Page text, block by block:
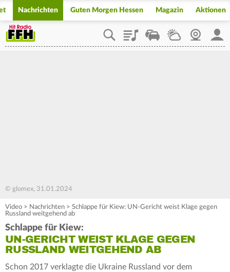
Nachrichten Guten Morgen Hessen Magazin Aktionen
PlaylistStaupilotWetterWebcam
© glomex, 31.01.2024
Video > Nachrichten > Schlappe für Kiew: UN-Gericht weist Klage gegen
Russland weitgehend ab
Schlappe für Kiew:
UN-GERICHT WEIST KLAGE GEGEN
RUSSLAND WEITGEHEND AB
Schon 2017 verklagte die Ukraine Russland vor dem